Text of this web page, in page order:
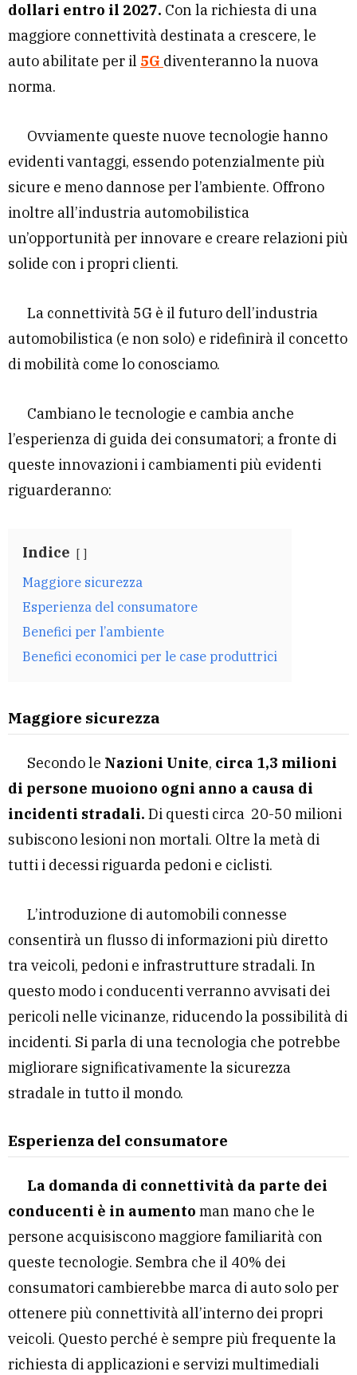
dollari entro il 2027. Con la richiesta di una
maggiore connettività destinata a crescere, le
auto abilitate per il 5G diventeranno la nuova
norma.
Ovviamente queste nuove tecnologie hanno
evidenti vantaggi, essendo potenzialmente più
sicure e meno dannose per l’ambiente. Offrono
inoltre all’industria automobilistica
un’opportunità per innovare e creare relazioni più
solide con i propri clienti.
La connettività 5G è il futuro dell’industria
automobilistica (e non solo) e ridefinirà il concetto
di mobilità come lo conosciamo.
Cambiano le tecnologie e cambia anche
l’esperienza di guida dei consumatori; a fronte di
queste innovazioni i cambiamenti più evidenti
riguarderanno:
Indice
Maggiore sicurezza
Esperienza del consumatore
Benefici per l’ambiente
Benefici economici per le case produttrici
Maggiore sicurezza
Secondo le Nazioni Unite, circa 1,3 milioni
di persone muoiono ogni anno a causa di
incidenti stradali. Di questi circa 20-50 milioni
subiscono lesioni non mortali. Oltre la metà di
tutti i decessi riguarda pedoni e ciclisti.
L’introduzione di automobili connesse
consentirà un flusso di informazioni più diretto
tra veicoli, pedoni e infrastrutture stradali. In
questo modo i conducenti verranno avvisati dei
pericoli nelle vicinanze, riducendo la possibilità di
incidenti. Si parla di una tecnologia che potrebbe
migliorare significativamente la sicurezza
stradale in tutto il mondo.
Esperienza del consumatore
La domanda di connettività da parte dei
conducenti è in aumento man mano che le
persone acquisiscono maggiore familiarità con
queste tecnologie. Sembra che il 40% dei
consumatori cambierebbe marca di auto solo per
ottenere più connettività all’interno dei propri
veicoli. Questo perché è sempre più frequente la
richiesta di applicazioni e servizi multimediali